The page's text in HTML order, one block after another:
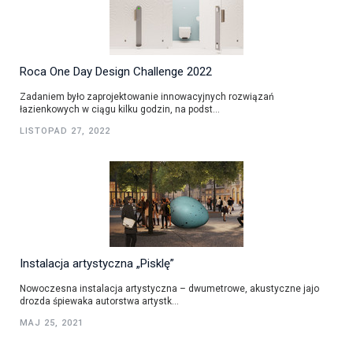
Roca One Day Design Challenge 2022
Zadaniem było zaprojektowanie innowacyjnych rozwiązań
łazienkowych w ciągu kilku godzin, na podst...
LISTOPAD 27, 2022
Instalacja artystyczna „Pisklę”
Nowoczesna instalacja artystyczna – dwumetrowe, akustyczne jajo
drozda śpiewaka autorstwa artystk...
MAJ 25, 2021